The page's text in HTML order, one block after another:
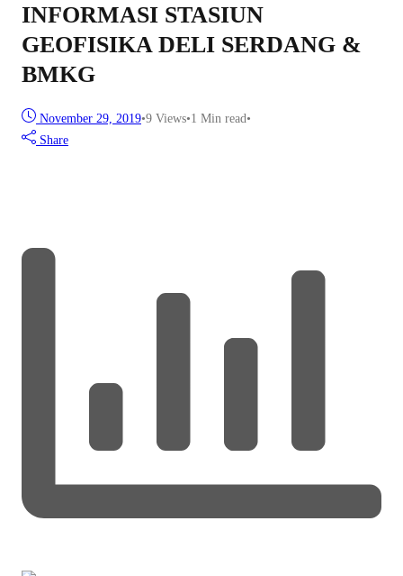
INFORMASI STASIUN
GEOFISIKA DELI SERDANG &
BMKG
November 29, 2019•9 Views•1 Min read•
Share